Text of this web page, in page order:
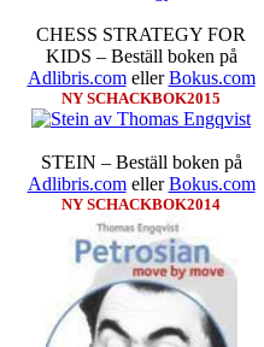
CHESS STRATEGY FOR
KIDS – Beställ boken på
Adlibris.comellerBokus.com
NY SCHACKBOK2015
STEIN – Beställ boken på
Adlibris.comellerBokus.com
NY SCHACKBOK2014